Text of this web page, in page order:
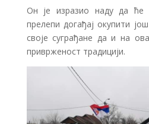
Он је изразио наду да ће
прелепи догађај окупити
своје суграђане да и на
приврженост традицији.